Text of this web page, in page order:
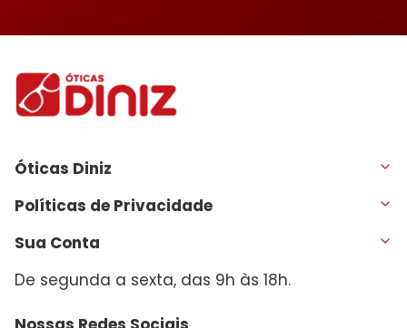
Óticas Diniz
Políticas de Privacidade
Sua Conta
De segunda a sexta, das 9h às 18h.